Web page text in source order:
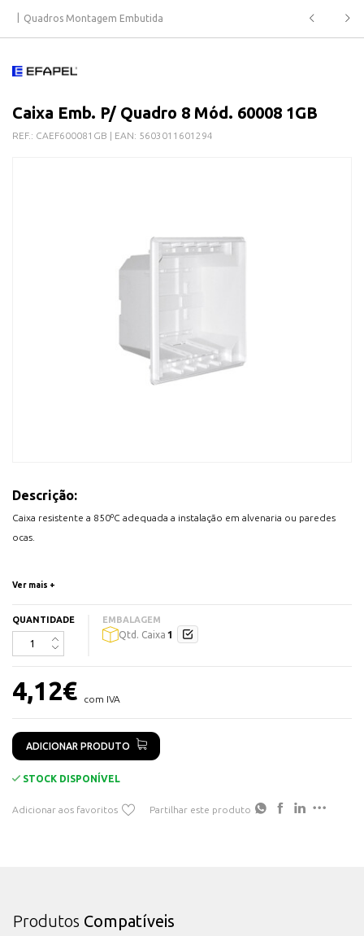
Quadros Montagem Embutida
Caixa Emb. P/ Quadro 8 Mód. 60008 1GB
REF.: CAEF600081GB | EAN: 5603011601294
Descrição:
Caixa resistente a 850ºC adequada a instalação em alvenaria ou paredes
ocas.
Ver mais +
QUANTIDADE EMBALAGEM
Qtd. Caixa 1
4,12€ com IVA
ADICIONAR PRODUTO
STOCK DISPONÍVEL
Adicionar aos favoritos Partilhar este produto
Produtos Compatíveis